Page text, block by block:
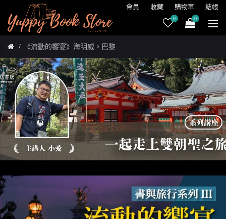
會員 收藏 購物車 結帳
0 0
《流動的饗宴》海明威。巴黎